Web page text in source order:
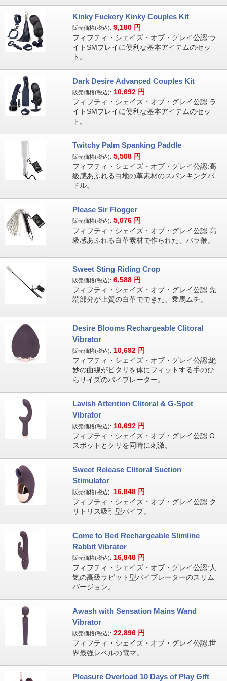
Kinky Fuckery Kinky Couples Kit
販売価格(税込): 9,180 円
フィフティ・シェイズ・オブ・グレイ公認:ラ
イトSMプレイに便利な基本アイテムのセッ
ト。
Dark Desire Advanced Couples Kit
販売価格(税込): 10,692 円
フィフティ・シェイズ・オブ・グレイ公認:ラ
イトSMプレイに便利な基本アイテムのセッ
ト。
Twitchy Palm Spanking Paddle
販売価格(税込): 5,508 円
フィフティ・シェイズ・オブ・グレイ公認:高
級感あふれる白地の革素材のスパンキングパ
ドル。
Please Sir Flogger
販売価格(税込): 5,076 円
フィフティ・シェイズ・オブ・グレイ公認:高
級感あふれる白革素材で作られた、バラ鞭。
Sweet Sting Riding Crop
販売価格(税込): 6,588 円
フィフティ・シェイズ・オブ・グレイ公認:先
端部分が上質の白革でできた、乗馬ムチ。
Desire Blooms Rechargeable Clitoral
Vibrator
販売価格(税込): 10,692 円
フィフティ・シェイズ・オブ・グレイ公認:絶
妙の曲線がピタリを体にフィットする手のひ
らサイズのバイブレーター。
Lavish Attention Clitoral & G-Spot
Vibrator
販売価格(税込): 10,692 円
フィフティ・シェイズ・オブ・グレイ公認:G
スポットとクリを同時に刺激。
Sweet Release Clitoral Suction
Stimulator
販売価格(税込): 16,848 円
フィフティ・シェイズ・オブ・グレイ公認:ク
リトリス吸引型バイブ。
Come to Bed Rechargeable Slimline
Rabbit Vibrator
販売価格(税込): 16,848 円
フィフティ・シェイズ・オブ・グレイ公認:人
気の高級ラビット型バイブレーターのスリム
バージョン。
Awash with Sensation Mains Wand
Vibrator
販売価格(税込): 22,896 円
フィフティ・シェイズ・オブ・グレイ公認:世
界最強レベルの電マ。
Pleasure Overload 10 Days of Play Gift